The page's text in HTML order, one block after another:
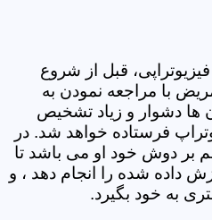
قبل از شروع
با مراجعه نمودن به
دشوار و زیاد تشخیص
فرستاده خواهد شد. در
بر دوش خود او می باشد تا
داده شده را انجام دهد ، و
به خود بگیرد.